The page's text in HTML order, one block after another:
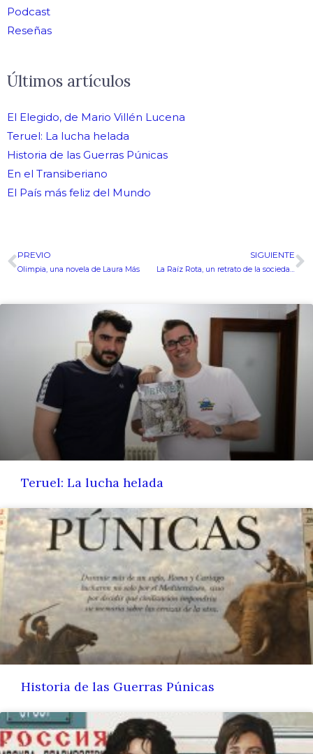
Podcast
Reseñas
Últimos artículos
El Elegido, de Mario Villén Lucena
Teruel: La lucha helada
Historia de las Guerras Púnicas
En el Transiberiano
El País más feliz del Mundo
Ant
PREVIO
Olimpia, una novela de Laura Más
SIGUIENTE
La Raíz Rota, un retrato de la sociedad española durante el franquismo
Teruel: La lucha helada
Historia de las Guerras Púnicas